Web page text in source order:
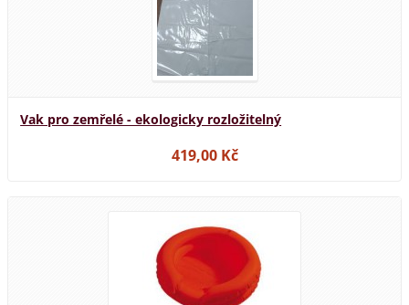
Vak pro zemřelé - ekologicky rozložitelný
419,00 Kč